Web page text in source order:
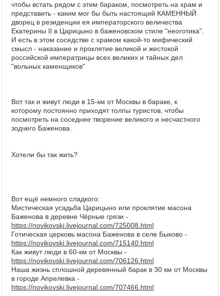
чтобы встать рядом с этим бараком, посмотреть на храм и
представить - каким мог бы быть настоящий КАМЕННЫЙ
дворец в резиденции ея императорского величества
Екатерины II в Царицыно в баженовском стиле "неоготика".
И есть в этом соседстве с храмом какой-то мифический
смысл - наказание и проклятие великой и жестокой
российской императрицы всех великих и тайных дел
"вольных каменщиков"
Вот так и живут люди в 15-км от Москвы в бараке, к
которому постоянно приходят толпы туристов, чтобы
посмотреть на соседнее творение великого и несчастного
зодчего Баженова.
Хотели бы так жить?
Вот ещё немного сладкого:
Мистическая усадьба Царицыно или проклятие масона
Баженова в деревне Чёрные грязи -
https://novikovski.livejournal.com/725008.html
Готическая церковь масона Баженова в селе Быково -
https://novikovski.livejournal.com/715140.html
Как живут люди в 60-км от Москвы -
https://novikovski.livejournal.com/706126.html
Наша жизнь сплошной деревянный барак в 30 км от Москвы
в городе Апрелевка -
https://novikovski.livejournal.com/707466.html